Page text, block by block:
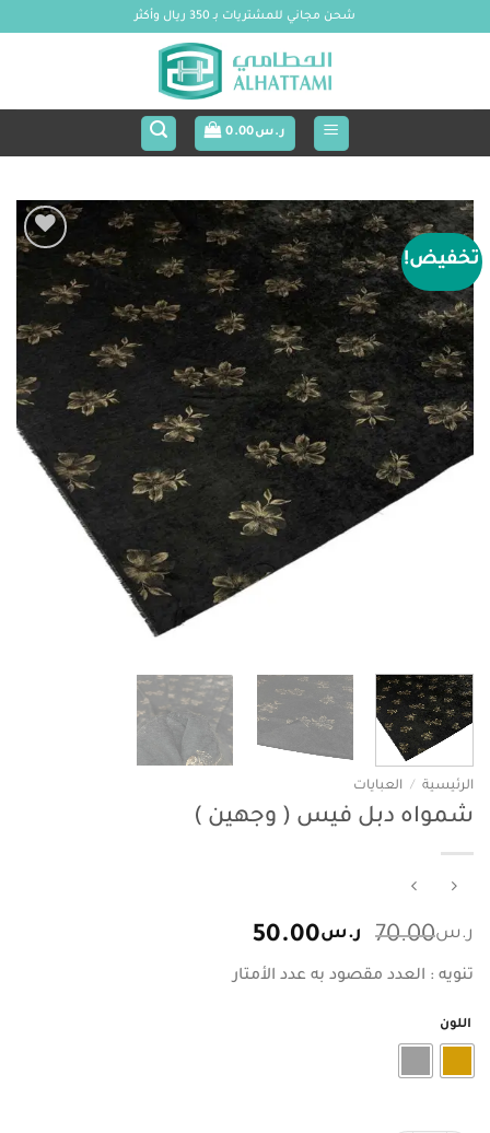
شحن مجاني للمشتريات بـ 350 ريال وأكثر
ر.س0.00
تخفيض!
Add to
wishlist
الرئيسية / العبايات
شمواه دبل فيس ( وجهين )
ر.س70.00 السعر
هو:
ر.س50.00السعر
الحالي
هو:تنويه : العدد مقصود به عدد الأمتار
اللون